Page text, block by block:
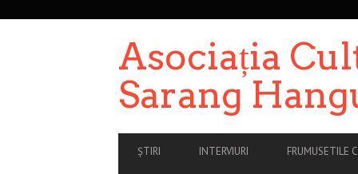
Asociația
Sarang
PRIMARY
NAVIGATION
ȘTIRI INTERVIURI FRUMUSETILE